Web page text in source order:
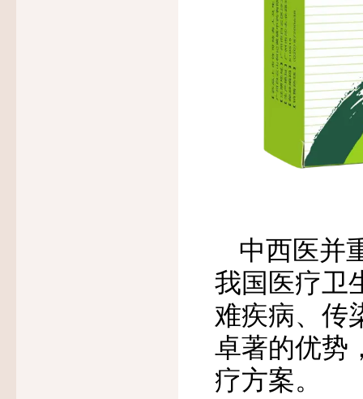
中西医并
我国医疗卫
难疾病、传
卓著的优势
疗方案。